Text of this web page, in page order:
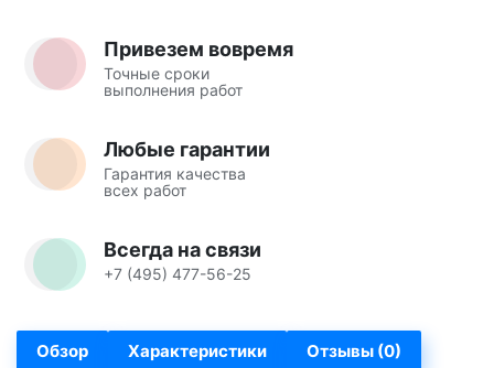
Привезем вовремя
Точные сроки
выполнения работ
Любые гарантии
Гарантия качества
всех работ
Всегда на связи
+7 (495) 477-56-25
Обзор Характеристики Отзывы (0)